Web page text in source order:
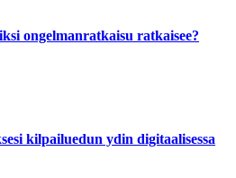
ongelmanratkaisu ratkaisee?
kilpailuedun ydin digitaalisessa